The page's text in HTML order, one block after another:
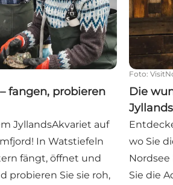
fangen, probieren
JyllandsAkvariet auf
In Watstiefeln
fängt, öffnet und
probieren Sie sie roh,
Foto:
Die
wo Sie
Sie die